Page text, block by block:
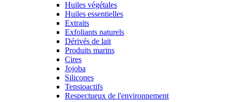
Huiles végétales
Huiles essentielles
Extraits
Exfoliants naturels
Dérivés de lait
Produits marins
Cires
Jojoba
Silicones
Tensioactifs
Respectueux de l'environnement